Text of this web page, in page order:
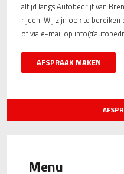
Menu
altijd langs Autobedrijf van
rijden. Wij zijn ook te
of via e-mail op
AFSPRAAK MAKEN